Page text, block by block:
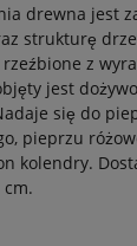
drewna jest
strukturę
rzeźbione z
jest
się do
pieprzu
kolendry.
cm.